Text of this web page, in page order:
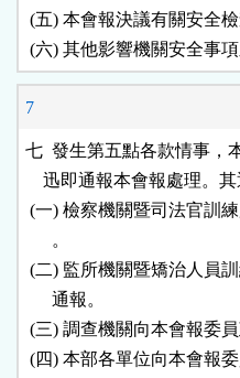
(五) 本會報決議有關安全
(六) 其他影響機關安全事項
7
七  發生第五點各款情事，
迅即通報本會報處理。
(一) 檢察機關暨司法官訓
      。
(二) 監所機關暨矯治人員
      通報。
(三) 調查機關向本會報委
(四) 本部各單位向本會報